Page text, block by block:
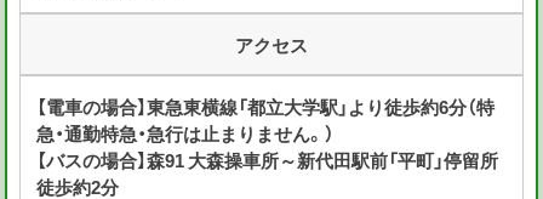
アクセス
【電車の場合】東急東横線「都立大学駅」より徒歩約6分（特
急・通勤特急・急行は止まりません。）
【バスの場合】森91 大森操車所～新代田駅前「平町」停留所
徒歩約2分